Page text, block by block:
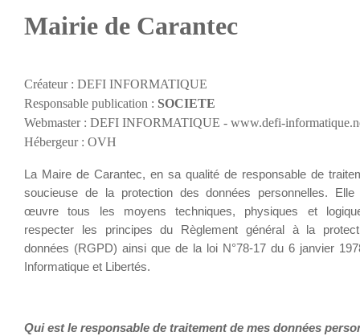
Mairie de Carantec
Créateur : DEFI INFORMATIQUE
Responsable publication : SOCIETE
Webmaster : DEFI INFORMATIQUE - www.defi-
Hébergeur : OVH
La Maire de Carantec, en sa qualité de responsable de
soucieuse de la protection des données personnelles.
œuvre tous les moyens techniques, physiques et
respecter les principes du Règlement général à la
données (RGPD) ainsi que de la loi N°78-17 du 6 janvier
Informatique et Libertés.
Qui est le responsable de traitement de mes données